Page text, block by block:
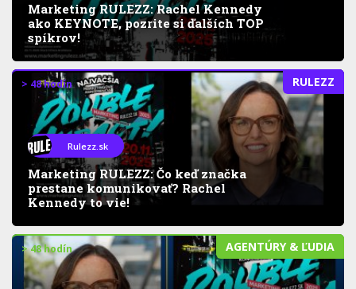
Marketing RULEZZ: Rachel Kennedy
ako KEYNOTE, pozrite si ďalších TOP
spíkrov!
RULEZZ
> 48 hodín
Rulezz.sk
Marketing RULEZZ: Čo keď značka
prestane komunikovať? Rachel
Kennedy to vie!
AGENTÚRY & ĽUDIA
> 48 hodín